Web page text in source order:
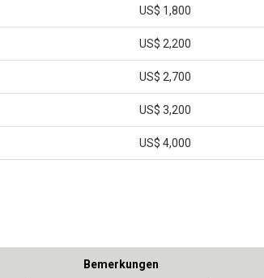
US$ 1,800
US$ 2,200
US$ 2,700
US$ 3,200
US$ 4,000
Bemerkungen